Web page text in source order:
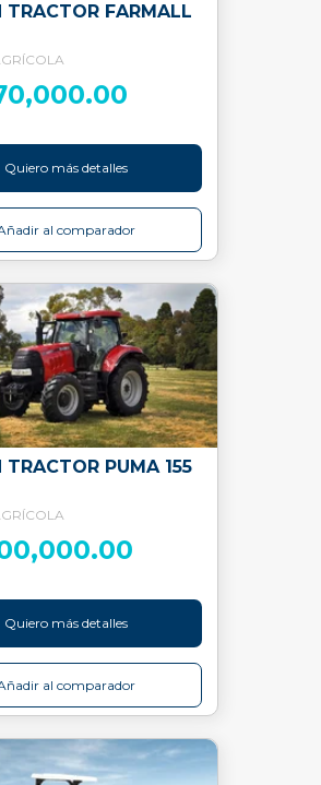
TRACTOR FARMALL
Quiero más detalles
al comparador
TRACTOR PUMA 155
Quiero más detalles
al comparador